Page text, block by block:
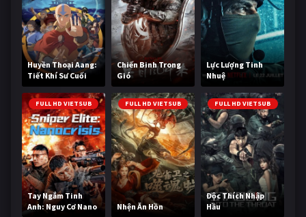
Huyền Thoại Aang:
Tiết Khí Sư Cuối
Cùng
Chiến Binh Trong
Gió
Lực Lượng Tinh
Nhuệ
FULL HD VIETSUB
Tay Ngắm Tinh
Anh: Nguy Cơ Nano
FULL HD VIETSUB
Nhện Ăn Hồn
FULL HD VIETSUB
Độc Thích Nhập
Hầu